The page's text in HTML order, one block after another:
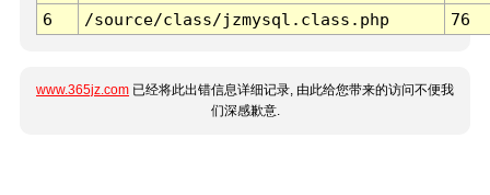
6
/source/class/jzmysql.class.php 76
www.365jz.com 已经将此出错信息详细记录, 由此给您带来的访问不便我
们深感歉意.